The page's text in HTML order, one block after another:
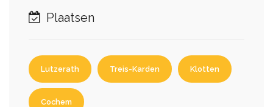
Plaatsen
Lutzerath Treis-Karden Klotten
Cochem